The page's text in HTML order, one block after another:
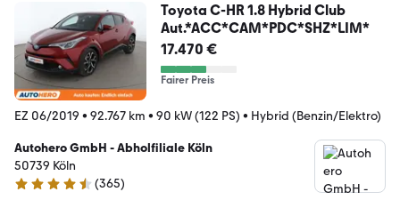
Toyota C-HR 1.8 Hybrid Club
Aut.*ACC*CAM*PDC*SHZ*LIM*
17.470 €
Fairer Preis
EZ 06/2019 • 92.767 km • 90 kW (122 PS) • Hybrid (Benzin/Elektro)
Autohero GmbH - Abholfiliale Köln
50739 Köln
4.6 Sterne
(365)